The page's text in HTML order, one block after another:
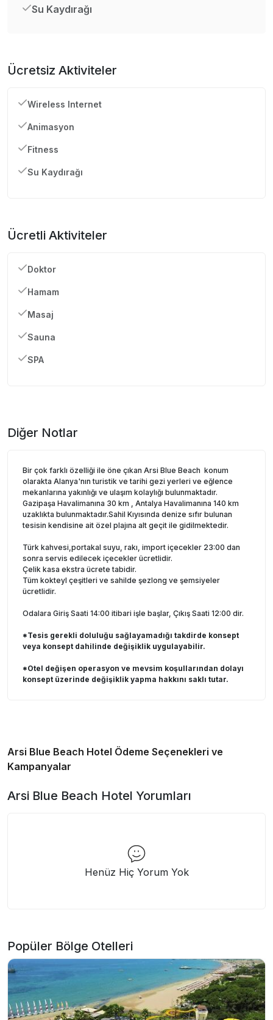
Su Kaydırağı
Ücretsiz Aktiviteler
Wireless Internet
Animasyon
Fitness
Su Kaydırağı
Ücretli Aktiviteler
Doktor
Hamam
Masaj
Sauna
SPA
Diğer Notlar
Bir çok farklı özelliği ile öne çıkan Arsi Blue Beach konum
olarakta Alanya'nın turistik ve tarihi gezi yerleri ve eğlence
mekanlarına yakınlığı ve ulaşım kolaylığı bulunmaktadır.
Gazipaşa Havalimanına 30 km , Antalya Havalimanına 140 km
uzaklıkta bulunmaktadır.Sahil Kıyısında denize sıfır bulunan
tesisin kendisine ait özel plajına alt geçit ile gidilmektedir.
Türk kahvesi,portakal suyu, rakı, import içecekler 23:00 dan
sonra servis edilecek içecekler ücretlidir.
Çelik kasa ekstra ücrete tabidir.
Tüm kokteyl çeşitleri ve sahilde şezlong ve şemsiyeler
ücretlidir.
Odalara Giriş Saati 14:00 itibari işle başlar, Çıkış Saati 12:00 dir.
*Tesis gerekli doluluğu sağlayamadığı takdirde konsept
veya konsept dahilinde değişiklik uygulayabilir.
*Otel değişen operasyon ve mevsim koşullarından dolayı
konsept üzerinde değişiklik yapma hakkını saklı tutar.
Arsi Blue Beach Hotel Ödeme Seçenekleri ve
Kampanyalar
Arsi Blue Beach Hotel Yorumları
Henüz Hiç Yorum Yok
Popüler Bölge Otelleri